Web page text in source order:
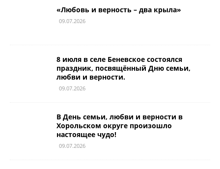
«Любовь и верность – два крыла»
09.07.2026
8 июля в селе Беневское состоялся
праздник, посвящённый Дню семьи,
любви и верности.
09.07.2026
В День семьи, любви и верности в
Хорольском округе произошло
настоящее чудо!
09.07.2026